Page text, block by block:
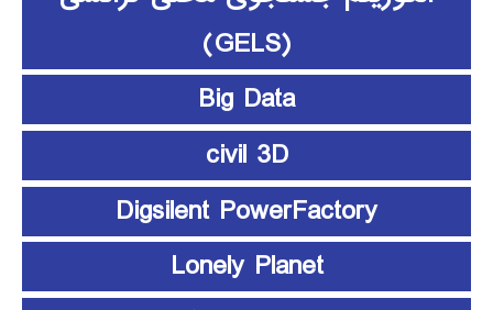
(GELS)
Big Data
civil 3D
Digsilent PowerFactory
Lonely Planet